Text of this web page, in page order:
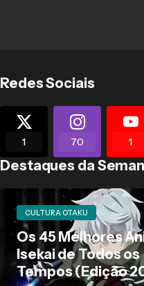
Redes Sociais
1 70 1
Destaques da
CULTURA OTAKU
Os 45 Melhores
Isekai de Todos os
Tempos (Edição